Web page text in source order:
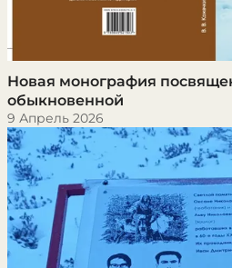
Новая монография
обыкновенной
9 Апрель 2026